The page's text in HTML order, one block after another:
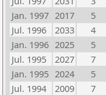
Jan. 1997 2017 5
Jul. 1996
2033 4
Jan. 1996 2025 5
Jul. 1995
2027 7
Jan. 1995 2024 5
Jul. 1994
2009 7